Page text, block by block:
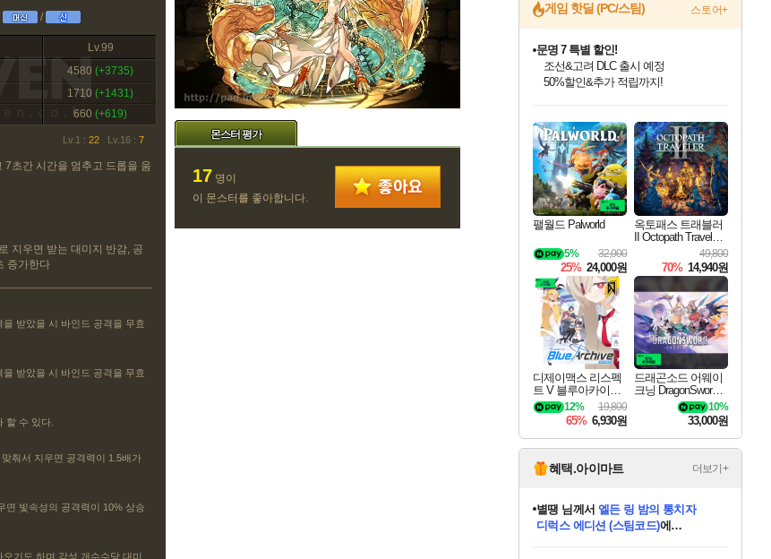
/
Lv.99
4580 (+3735)
1710 (+1431)
660 (+619)
Lv.1 : 22 Lv.16 : 7
7초간 시간을 멈추고 드롭을 움
지우면 받는 대미지 반감, 공
증가한다
받았을 시 바인드 공격을 무효
받았을 시 바인드 공격을 무효
할 수 있다.
춰서 지우면 공격력이 1.5배가
면 빛속성의 공격력이 10% 상승
기도 하며 각성 개수수당 대미
몬스터 평가
17 명이
이 몬스터를 좋아합니다.
게임 핫딜 (PC/스팀) 스토어+
최대 90% 할인가를 만나보세요!
네이버혜택과 함께 만나보세요!
문명 7 특별 할인!
조선&고려 DLC 출시 예정
50%할인&추가 적립까지!
네이버 포인트 혜택까지!
이니&베니 혜택까지!
네이버 혜택가와 함께 예약하세요!
할인&네이버혜택으로 만나보세요!
네이버페이 혜택과 만나보세요!
40주년 프로모션으로 만나보세요!
할인가에 만나보세요!
일부 에디션 상시 할인!
혜택으로 예약 판매 중
편안하게 충전하세요
팰월드 Palworld
32,000
5%
25% 24,000원
옥토패스 트래블러
II Octopath Traveler I
49,800
70% 14,940원
디제이맥스 리스펙
트 V 블루아카이브
팩 DJMAX RESPE
CT V Blue Archive P
ack DLC
19,800
12%
65% 6,930원
드래곤소드 어웨이
크닝 DragonSword A
10%
33,000원
혜택.아이마트 더보기+
니코 님께서 (본편포함) 데이브 더
다이버 인 더 정글 번들 (스팀코드)